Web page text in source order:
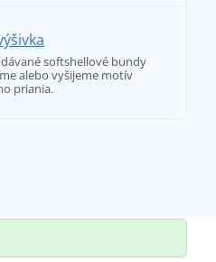
softshellové bundy
alebo vyšijeme motív
priania.